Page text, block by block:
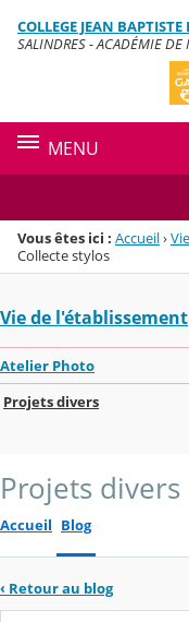
Menu de la rubrique
Contenu
COLLEGE JEAN
SALINDRES - ACADÉMIE DE
MENU
Vous êtes ici : Accueil›
Collecte stylos
Vie de l'établissement
Atelier Photo
Projets divers
Projets divers
Accueil Blog
‹ Retour au blog